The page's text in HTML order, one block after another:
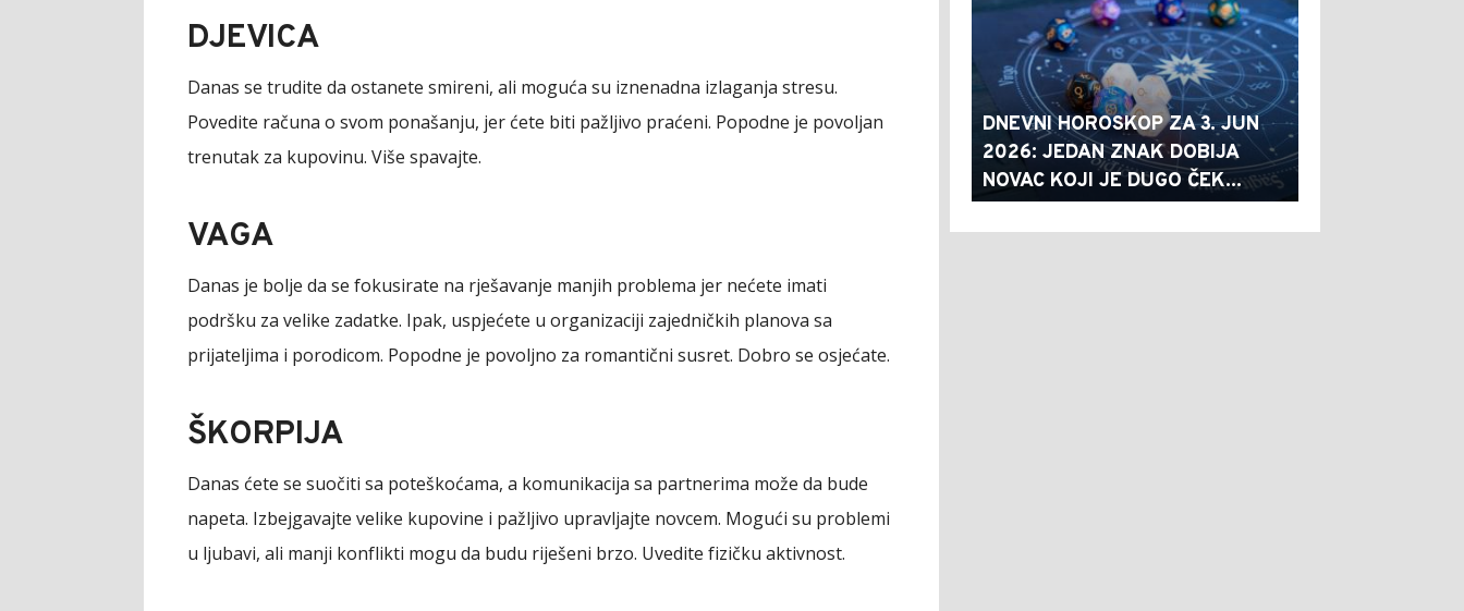
DJEVICA
Danas se trudite da ostanete smireni, ali moguća su iznenadna izlaganja stresu.
Povedite računa o svom ponašanju, jer ćete biti pažljivo praćeni. Popodne je povoljan
trenutak za kupovinu. Više spavajte.
VAGA
Danas je bolje da se fokusirate na rješavanje manjih problema jer nećete imati
podršku za velike zadatke. Ipak, uspjećete u organizaciji zajedničkih planova sa
prijateljima i porodicom. Popodne je povoljno za romantični susret. Dobro se osjećate.
ŠKORPIJA
Danas ćete se suočiti sa poteškoćama, a komunikacija sa partnerima može da bude
napeta. Izbejgavajte velike kupovine i pažljivo upravljajte novcem. Mogući su problemi
u ljubavi, ali manji konflikti mogu da budu riješeni brzo. Uvedite fizičku aktivnost.
DNEVNI HOROSKOP ZA 3. JUN
2026: JEDAN ZNAK DOBIJA
NOVAC KOJI JE DUGO ČEK...